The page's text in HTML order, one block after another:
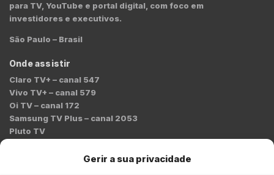
Gerir a sua privacidade
para TV, YouTube e portal digital, com foco em
investidores e executivos.
São Paulo – Brasil
Onde assistir
Claro TV+ – canal 547
Vivo TV+ – canal 579
Oi TV – canal 172
Samsung TV Plus – canal 2053
Pluto TV